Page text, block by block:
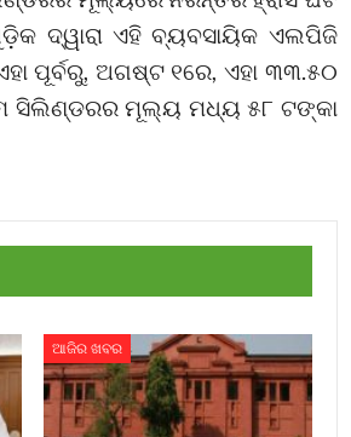
ଦ୍ୱାରା ଏହି ବ୍ୟବସାୟିକ ଏଲପିଜି
ପୂର୍ବରୁ, ଅଗଷ୍ଟ ୧ରେ, ଏହା ୩୩.୫୦
ସିଲିଣ୍ଡରର ମୂଲ୍ୟ ମଧ୍ୟ ୫୮ ଟଙ୍କା
ଆଜିର ଖବର